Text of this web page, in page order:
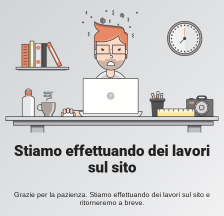
Stiamo effettuando dei lavori
sul sito
Grazie per la pazienza. Stiamo effettuando dei lavori sul sito e
ritorneremo a breve.